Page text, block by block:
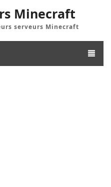
Minecraft
serveurs Minecraft